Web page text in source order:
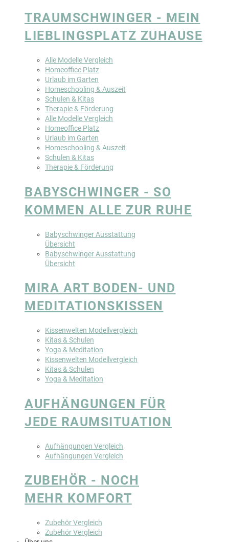
TRAUMSCHWINGER - MEIN
LIEBLINGSPLATZ ZUHAUSE
Alle Modelle Vergleich
Homeoffice Platz
Urlaub im Garten
Homeschooling & Auszeit
Schulen & Kitas
Therapie & Förderung
Alle Modelle Vergleich
Homeoffice Platz
Urlaub im Garten
Homeschooling & Auszeit
Schulen & Kitas
Therapie & Förderung
BABYSCHWINGER - SO
KOMMEN ALLE ZUR RUHE
Babyschwinger Ausstattung
Übersicht
Babyschwinger Ausstattung
Übersicht
MIRA ART BODEN- UND
MEDITATIONSKISSEN
Kissenwelten Modellvergleich
Kitas & Schulen
Yoga & Meditation
Kissenwelten Modellvergleich
Kitas & Schulen
Yoga & Meditation
AUFHÄNGUNGEN FÜR
JEDE RAUMSITUATION
Aufhängungen Vergleich
Aufhängungen Vergleich
ZUBEHÖR - NOCH
MEHR KOMFORT
Zubehör Vergleich
Zubehör Vergleich